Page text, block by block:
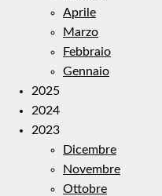
Aprile
Marzo
Febbraio
Gennaio
2025
2024
2023
Dicembre
Novembre
Ottobre